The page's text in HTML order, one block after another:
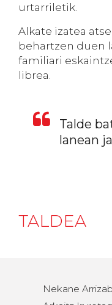
urtarriletik.
Alkate izatea
behartzen duen
familiari
librea.
Talde
lanean
TALDEA
Nekane